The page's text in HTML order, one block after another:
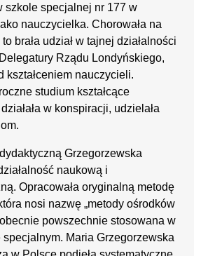
szkole specjalnej nr 177 w
nauczycielka. Chorowała na
brała udział w tajnej działalności
Rządu Londyńskiego,
kształceniem nauczycieli.
studium kształcące
w konspiracji, udzielała
Grzegorzewska
naukową i
Opracowała oryginalną metodę
nosi nazwę „metody ośrodków
powszechnie stosowana w
Maria Grzegorzewska